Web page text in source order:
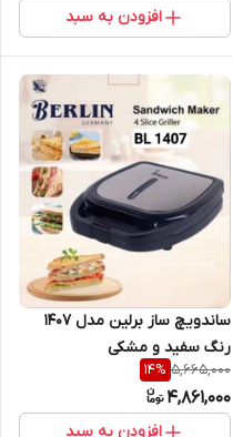
افزودن به سبد
ساندویچ ساز برلین مدل 1407
رنگ سفید و مشکی
5,665,000
14%
4,861,000
افزودن به سبد